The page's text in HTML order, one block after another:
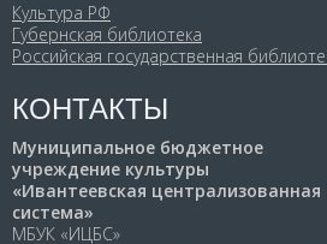
Культура РФ
Губернская библиотека
Российская государственная
КОНТАКТЫ
Муниципальное бюджетное
учреждение культуры
«Ивантеевская
система»
МБУК «ИЦБС»